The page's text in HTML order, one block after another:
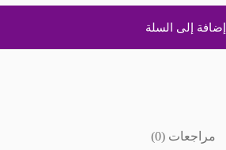
إضافة إلى السلة
مراجعات (0)